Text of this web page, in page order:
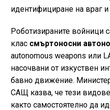
идентифициране на враг
Роботизираните войници
клас смъртоносни
autonomous weapons или
насочвани от изкуствен
бавно движение.
САЩ казва, че тези
както самостоятелно да